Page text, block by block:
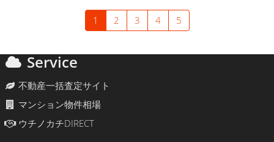
1 2 3 4 5
Service
不動産一括査定サイト
マンション物件相場
ウチノカチDIRECT